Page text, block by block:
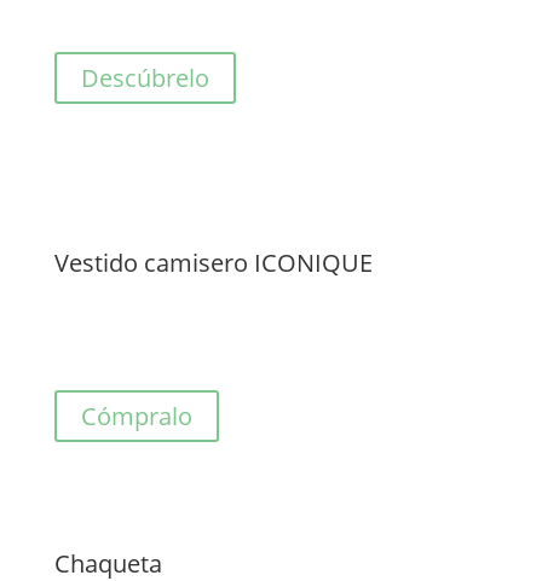
Descúbrelo
Vestido camisero ICONIQUE
Cómpralo
Chaqueta